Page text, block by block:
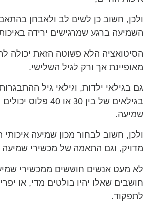
ולכן, חשוב כן לשים לב ולאבחן בהתאם
השמיעה ברגע שמרגישים ירידה
הסיטואציה הלא פשוטה הזאת יכולה
מאופיינת אך ורק לגיל השלישי.
גם בגילאי ילדות, וגילאי גיל
בגילאים של בין 30 או 40
שמיעה.
ולכן, חשוב לבחור מכון שמיעה
מדויק, וגם התאמה של מכשירי שמיעה
לא מעט אנשים חוששים ממכשירי
חושבים שאלו יהיו בולטים מדי, או
לתפקוד.